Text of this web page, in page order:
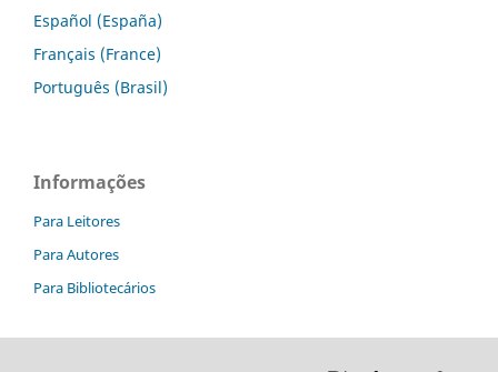
Español (España)
Français (France)
Português (Brasil)
Informações
Para Leitores
Para Autores
Para Bibliotecários